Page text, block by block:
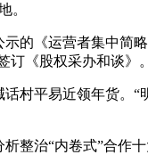
。
《运营者集中简略
订《股权采办和谈》。
平易近领年货。“
治“内卷式”合作